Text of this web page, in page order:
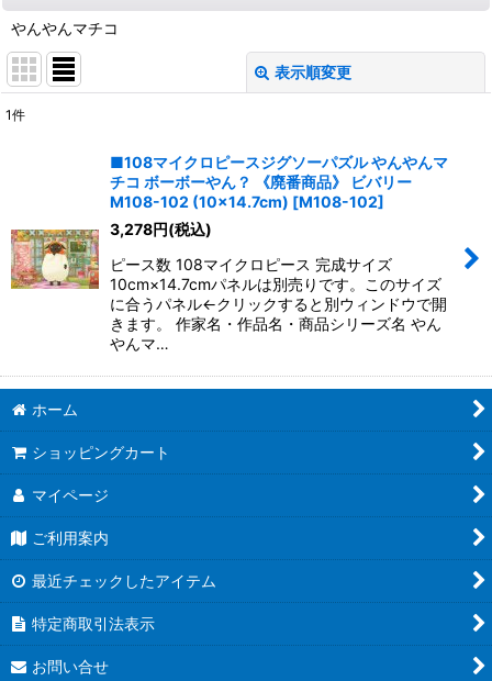
やんやんマチコ
表示順変更
絞り込む
1件
■108マイクロピースジグソーパズル やんやんマ
チコ ボーボーやん？ 《廃番商品》 ビバリー
M108-102 (10×14.7cm) [M108-102]
3,278円(税込)
ピース数 108マイクロピース 完成サイズ
10cm×14.7cmパネルは別売りです。このサイズ
に合うパネル←クリックすると別ウィンドウで開
きます。 作家名・作品名・商品シリーズ名 やん
やんマ…
ホーム
ショッピングカート
マイページ
ご利用案内
最近チェックしたアイテム
特定商取引法表示
お問い合せ